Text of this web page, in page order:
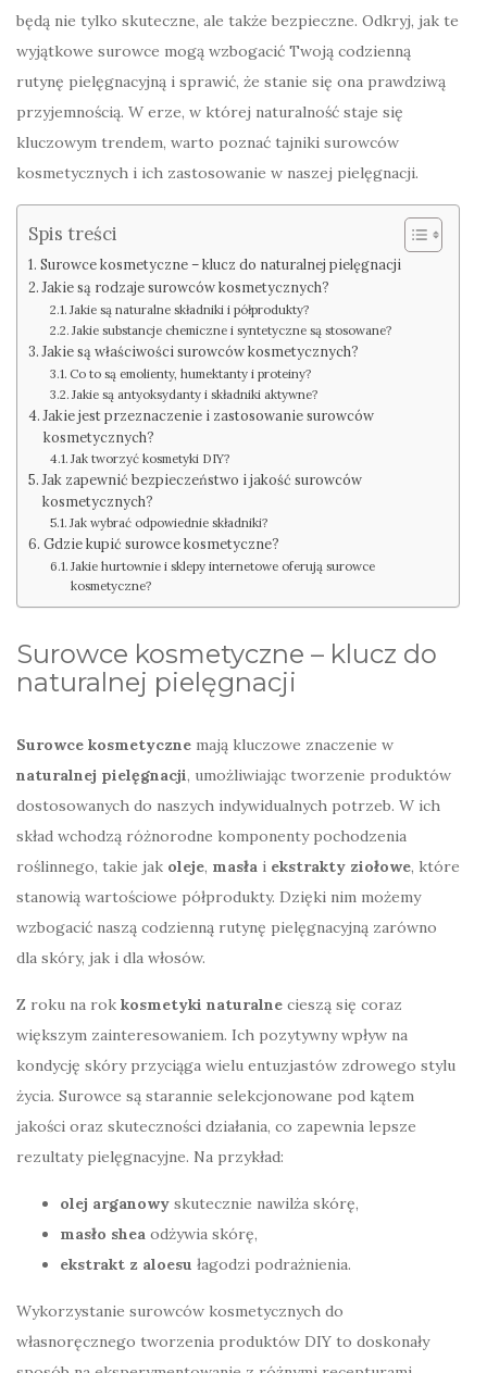
będą nie tylko skuteczne, ale także bezpieczne. Odkryj, jak te
wyjątkowe surowce mogą wzbogacić Twoją codzienną
rutynę pielęgnacyjną i sprawić, że stanie się ona prawdziwą
przyjemnością. W erze, w której naturalność staje się
kluczowym trendem, warto poznać tajniki surowców
kosmetycznych i ich zastosowanie w naszej pielęgnacji.
Spis treści
Surowce kosmetyczne – klucz do naturalnej pielęgnacji
Jakie są rodzaje surowców kosmetycznych?
Jakie są naturalne składniki i półprodukty?
Jakie substancje chemiczne i syntetyczne są stosowane?
Jakie są właściwości surowców kosmetycznych?
Co to są emolienty, humektanty i proteiny?
Jakie są antyoksydanty i składniki aktywne?
Jakie jest przeznaczenie i zastosowanie surowców
kosmetycznych?
Jak tworzyć kosmetyki DIY?
Jak zapewnić bezpieczeństwo i jakość surowców
kosmetycznych?
Jak wybrać odpowiednie składniki?
Gdzie kupić surowce kosmetyczne?
Jakie hurtownie i sklepy internetowe oferują surowce
kosmetyczne?
Surowce kosmetyczne – klucz do
naturalnej pielęgnacji
Surowce kosmetyczne mają kluczowe znaczenie w
naturalnej pielęgnacji, umożliwiając tworzenie produktów
dostosowanych do naszych indywidualnych potrzeb. W ich
skład wchodzą różnorodne komponenty pochodzenia
roślinnego, takie jak oleje, masła i ekstrakty ziołowe, które
stanowią wartościowe półprodukty. Dzięki nim możemy
wzbogacić naszą codzienną rutynę pielęgnacyjną zarówno
dla skóry, jak i dla włosów.
Z roku na rok kosmetyki naturalne cieszą się coraz
większym zainteresowaniem. Ich pozytywny wpływ na
kondycję skóry przyciąga wielu entuzjastów zdrowego stylu
życia. Surowce są starannie selekcjonowane pod kątem
jakości oraz skuteczności działania, co zapewnia lepsze
rezultaty pielęgnacyjne. Na przykład:
olej arganowy skutecznie nawilża skórę,
masło shea odżywia skórę,
ekstrakt z aloesu łagodzi podrażnienia.
Wykorzystanie surowców kosmetycznych do
własnoręcznego tworzenia produktów DIY to doskonały